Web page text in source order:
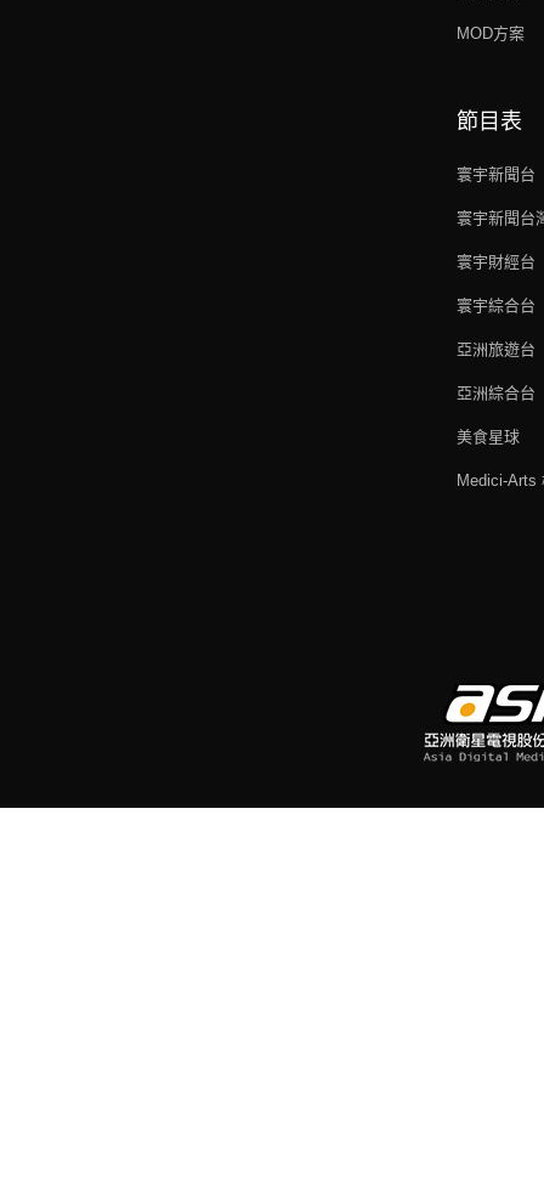
MOD方案
節目表
寰宇新聞台
寰宇新聞台
寰宇財經台
寰宇綜合台
亞洲旅遊台
亞洲綜合台
美食星球
Medici-Arts